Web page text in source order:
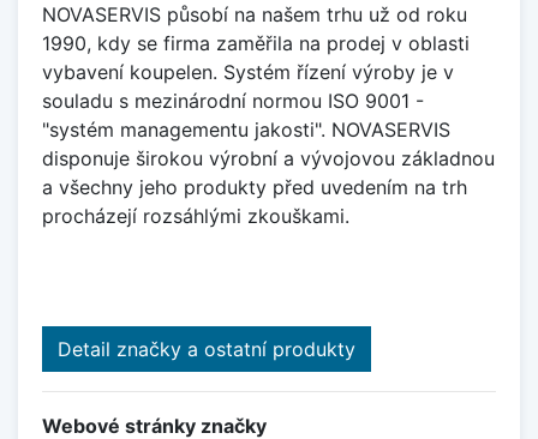
NOVASERVIS působí na našem trhu už od roku
1990, kdy se firma zaměřila na prodej v oblasti
vybavení koupelen. Systém řízení výroby je v
souladu s mezinárodní normou ISO 9001 -
"systém managementu jakosti". NOVASERVIS
disponuje širokou výrobní a vývojovou základnou
a všechny jeho produkty před uvedením na trh
procházejí rozsáhlými zkouškami.
Detail značky a ostatní produkty
Webové stránky značky